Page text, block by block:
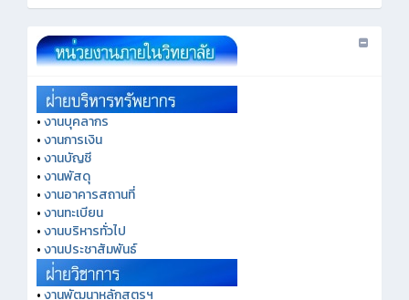
•งานบุคลากร
•งานการเงิน
•งานบัญชี
•งานพัสดุ
•งานอาคารสถานที่
•งานทะเบียน
•งานบริหารทั่วไป
•งานประชาสัมพันธ์
•งานพัฒนาหลักสูตรฯ